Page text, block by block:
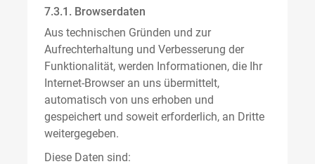
7.3.1. Browserdaten
Aus technischen Gründen und zur
Aufrechterhaltung und Verbesserung der
Funktionalität, werden Informationen, die Ihr
Internet-Browser an uns übermittelt,
automatisch von uns erhoben und
gespeichert und soweit erforderlich, an Dritte
weitergegeben.
Diese Daten sind: